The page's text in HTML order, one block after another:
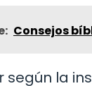
Consejos
según la